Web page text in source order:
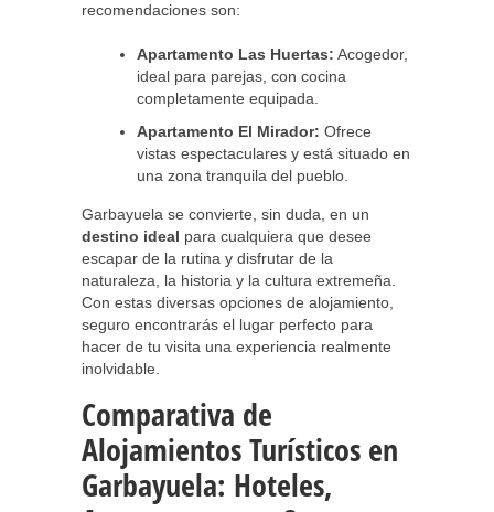
recomendaciones son:
Apartamento Las Huertas: Acogedor,
ideal para parejas, con cocina
completamente equipada.
Apartamento El Mirador: Ofrece
vistas espectaculares y está situado en
una zona tranquila del pueblo.
Garbayuela se convierte, sin duda, en un
destino ideal para cualquiera que desee
escapar de la rutina y disfrutar de la
naturaleza, la historia y la cultura extremeña.
Con estas diversas opciones de alojamiento,
seguro encontrarás el lugar perfecto para
hacer de tu visita una experiencia realmente
inolvidable.
Comparativa de
Alojamientos Turísticos en
Garbayuela: Hoteles,